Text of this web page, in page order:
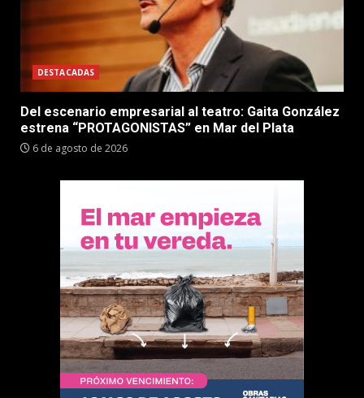
DESTACADAS
Del escenario empresarial al teatro: Gaita González
estrena “PROTAGONISTAS” en Mar del Plata
6 de agosto de 2026